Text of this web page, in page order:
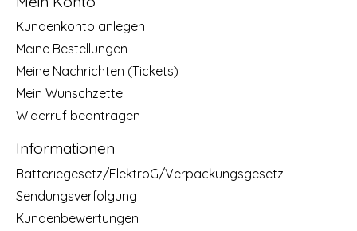
Kundenkonto anlegen
Meine Bestellungen
Meine Nachrichten (Tickets)
Mein Wunschzettel
Widerruf beantragen
Informationen
Batteriegesetz/ElektroG/Verpackungsgesetz
Sendungsverfolgung
Kundenbewertungen